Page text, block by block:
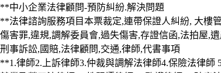
**中小企業法律顧問-預防糾紛.解決問題
**法律諮詢服務項目本票裁定,連帶保證人糾紛, 大樓
傷害罪,違規,調解委員會,過失傷害,存證信函,法拍屋,
刑事訴訟,國賠,法律顧問,交通,律師,代書事項
**1.律師2.上訴律師3.仲裁與調解法律師4.保險法律師